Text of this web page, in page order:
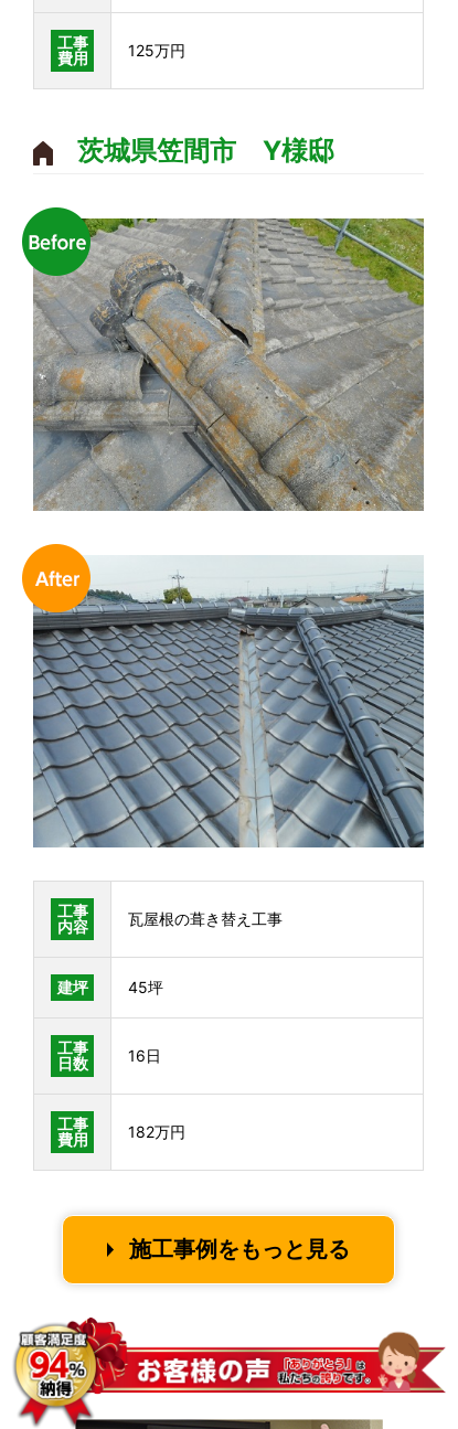
工事
費用
125万円
茨城県笠間市 Y様邸
工事
内容
瓦屋根の葺き替え工事
建坪 45坪
工事
日数
16日
工事
費用
182万円
施工事例をもっと見る